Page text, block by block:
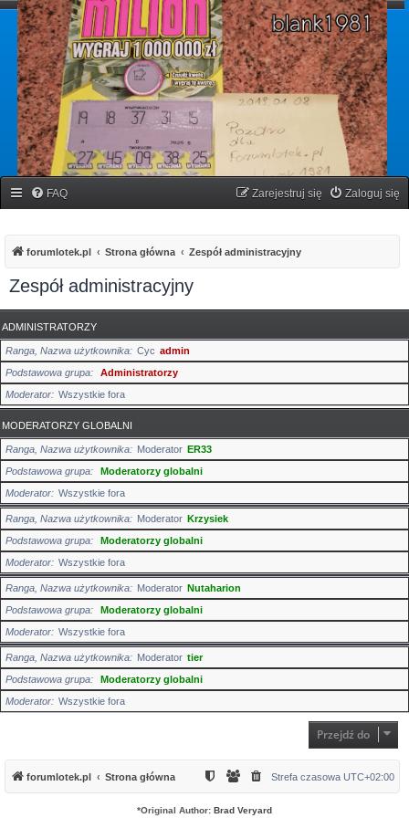
forumlotek.pl
Forum gier liczbowych
FAQ Zaloguj się
Zarejestruj się
forumlotek.pl Strona główna Zespół administracyjny
Zespół administracyjny
ADMINISTRATORZY
Ranga, Nazwa użytkownika Cyc admin
Podstawowa grupa
Administratorzy
Moderator
Wszystkie fora
MODERATORZY GLOBALNI
Ranga, Nazwa użytkownika Moderator ER33
Podstawowa grupa
Moderatorzy globalni
Moderator
Wszystkie fora
Ranga, Nazwa użytkownika Moderator Krzysiek
Podstawowa grupa
Moderatorzy globalni
Moderator
Wszystkie fora
Ranga, Nazwa użytkownika Moderator Nutaharion
Podstawowa grupa
Moderatorzy globalni
Moderator
Wszystkie fora
Ranga, Nazwa użytkownika Moderator tier
Podstawowa grupa
Moderatorzy globalni
Moderator
Wszystkie fora
Przejdź do
forumlotek.pl Strona główna Strefa czasowa UTC+02:00
*Original Author: Brad Veryard